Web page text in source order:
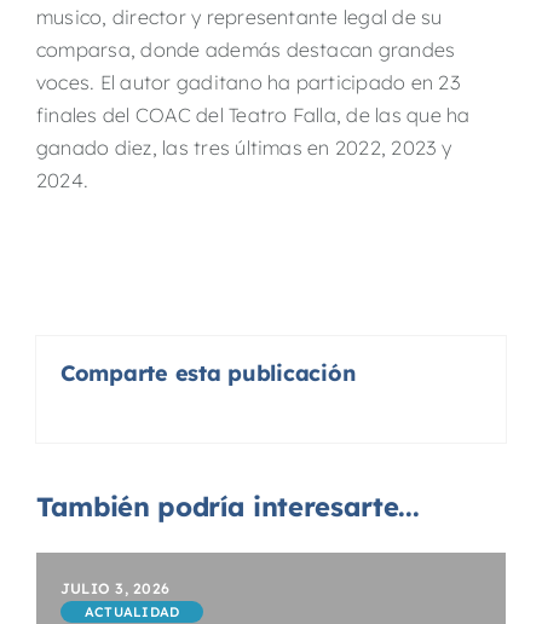
musico, director y representante legal de su
comparsa, donde además destacan grandes
voces. El autor gaditano ha participado en 23
finales del COAC del Teatro Falla, de las que ha
ganado diez, las tres últimas en 2022, 2023 y
2024.
Comparte esta publicación
También podría interesarte...
JULIO 3, 2026
ACTUALIDAD